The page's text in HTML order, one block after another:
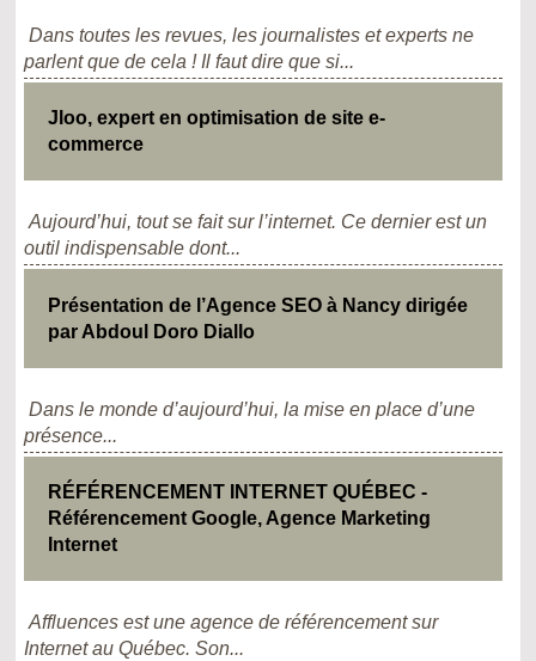
Dans toutes les revues, les journalistes et experts ne
parlent que de cela ! Il faut dire que si...
Jloo, expert en optimisation de site e-
commerce
Aujourd’hui, tout se fait sur l’internet. Ce dernier est un
outil indispensable dont...
Présentation de l’Agence SEO à Nancy dirigée
par Abdoul Doro Diallo
Dans le monde d’aujourd’hui, la mise en place d’une
présence...
RÉFÉRENCEMENT INTERNET QUÉBEC -
Référencement Google, Agence Marketing
Internet
Affluences est une agence de référencement sur
Internet au Québec. Son...